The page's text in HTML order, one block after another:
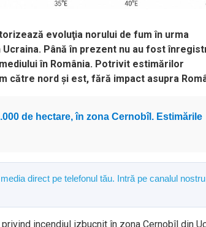
evoluţia norului de fum în urma
Ucraina. Până în prezent nu au fost
în România. Potrivit estimărilor
către nord și est, fără impact asupra
de hectare, în zona Cernobîl. Estimările
direct pe telefonul tău. Intră pe canalul
incendiul izbucnit în zona Cernobîl din